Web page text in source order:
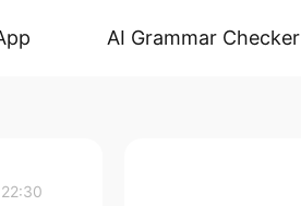
AI Grammar Checker